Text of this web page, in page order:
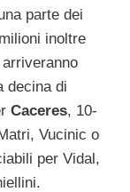
parte dei
inoltre
decina di
Caceres, 10-
Vucinic o
per Vidal,